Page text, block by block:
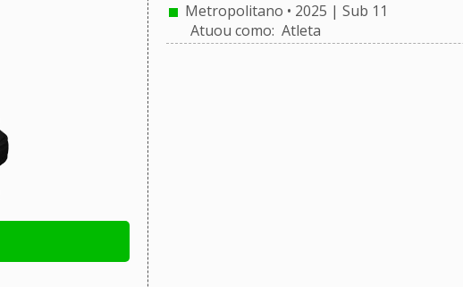
Metropolitano • 2025 | Sub 11
Atuou como: Atleta